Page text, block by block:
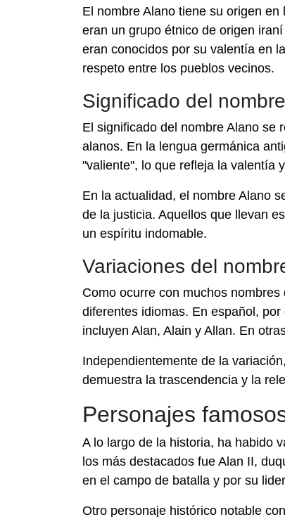
El nombre Alano tiene su origen
eran un grupo étnico de origen
eran conocidos por su valentía en
respeto entre los pueblos vecinos.
Significado del
El significado del nombre Alano se
alanos. En la lengua germánica
"valiente", lo que refleja la valentía
En la actualidad, el nombre Alano
de la justicia. Aquellos que llevan
un espíritu indomable.
Variaciones del
Como ocurre con muchos
diferentes idiomas. En español,
incluyen Alan, Alain y Allan. En
Independientemente de la
demuestra la trascendencia y la
Personajes
A lo largo de la historia, ha habido
los más destacados fue Alan II,
en el campo de batalla y por su
Otro personaje histórico notable